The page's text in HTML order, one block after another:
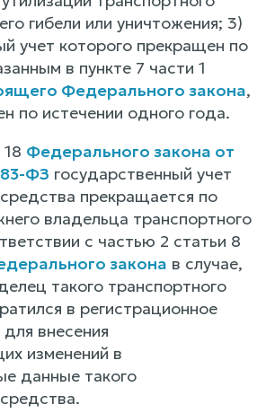
гибели или уничтожения; 3)
учет которого прекращен по
в пункте 7 части 1
Федерального закона,
по истечении одного года.
Федерального закона от
ФЗ государственный учет
прекращается по
владельца транспортного
с частью 2 статьи 8
закона в случае,
такого транспортного
в регистрационное
внесения
изменений в
данные такого